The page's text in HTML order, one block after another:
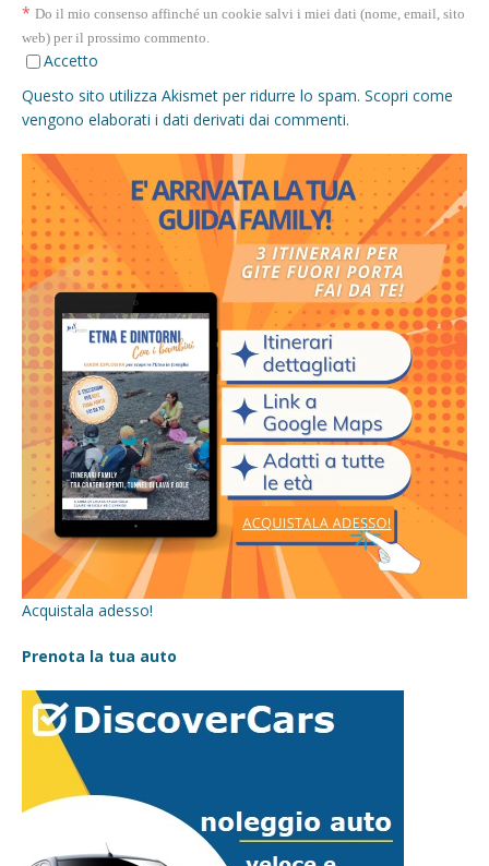
* Do il mio consenso affinché un cookie salvi i miei dati (nome, email, sito
web) per il prossimo commento.
Accetto
Questo sito utilizza Akismet per ridurre lo spam. Scopri come
vengono elaborati i dati derivati dai commenti.
Acquistala adesso!
Prenota la tua auto